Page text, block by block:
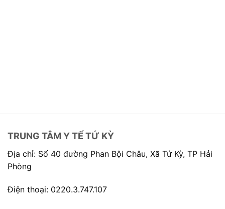
TRUNG TÂM Y TẾ TỨ KỲ
Địa chỉ: Số 40 đường Phan Bội Châu, Xã Tứ Kỳ, TP Hải
Phòng
Điện thoại: 0220.3.747.107